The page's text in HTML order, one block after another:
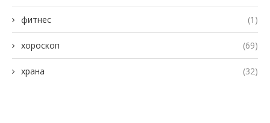
фитнес (1)
хороскоп (69)
храна (32)